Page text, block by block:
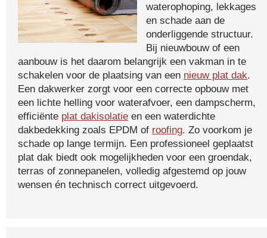
waterophoping, lekkages
en schade aan de
onderliggende structuur.
Bij nieuwbouw of een
aanbouw is het daarom belangrijk een vakman in te
schakelen voor de plaatsing van een nieuw plat dak.
Een dakwerker zorgt voor een correcte opbouw met
een lichte helling voor waterafvoer, een dampscherm,
efficiënte plat dakisolatie en een waterdichte
dakbedekking zoals EPDM of roofing. Zo voorkom je
schade op lange termijn. Een professioneel geplaatst
plat dak biedt ook mogelijkheden voor een groendak,
terras of zonnepanelen, volledig afgestemd op jouw
wensen én technisch correct uitgevoerd.